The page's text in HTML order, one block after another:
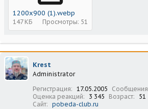
1200x900 (1).webp
147 КБ Просмотры: 51
Krest
Administrator
Регистрация
17.05.2005 Сообщения
Оценка реакций
3 345 Возраст 51
Сайт
pobeda-club.ru